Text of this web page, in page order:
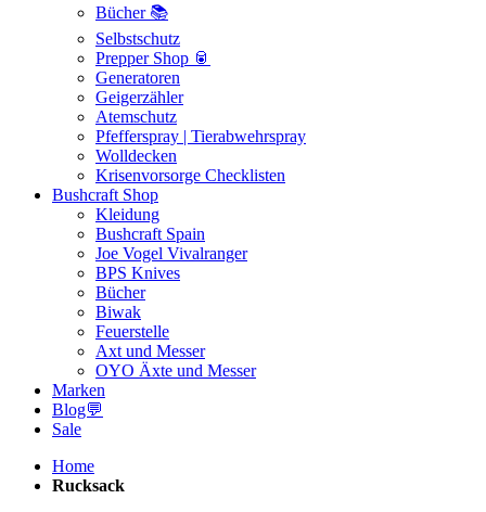
Bücher 📚
Selbstschutz
Prepper Shop 🥫
Generatoren
Geigerzähler
Atemschutz
Pfefferspray | Tierabwehrspray
Wolldecken
Krisenvorsorge Checklisten
Bushcraft Shop
Kleidung
Bushcraft Spain
Joe Vogel Vivalranger
BPS Knives
Bücher
Biwak
Feuerstelle
Axt und Messer
OYO Äxte und Messer
Marken
Blog💬
Sale
Home
Rucksack